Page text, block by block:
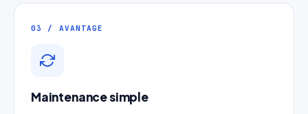
03 / AVANTAGE
Maintenance simple
Email
Téléphone